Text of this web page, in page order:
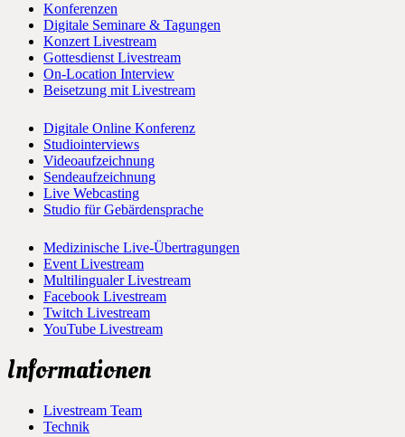
Konferenzen
Digitale Seminare & Tagungen
Konzert Livestream
Gottesdienst Livestream
On-Location Interview
Beisetzung mit Livestream
Digitale Online Konferenz
Studiointerviews
Videoaufzeichnung
Sendeaufzeichnung
Live Webcasting
Studio für Gebärdensprache
Medizinische Live-Übertragungen
Event Livestream
Multilingualer Livestream
Facebook Livestream
Twitch Livestream
YouTube Livestream
Informationen
Livestream Team
Technik